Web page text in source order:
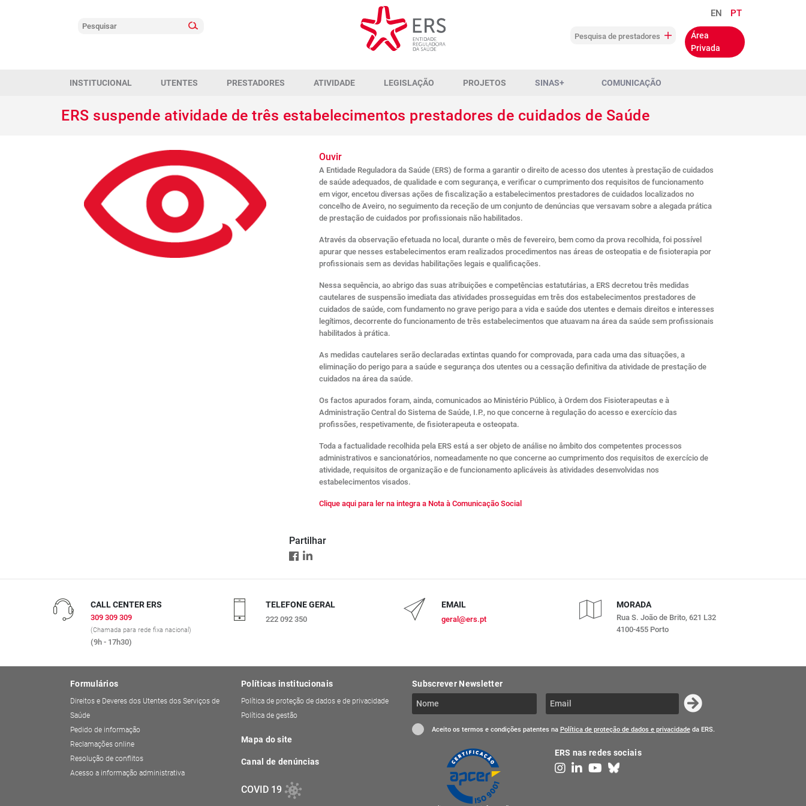
EN PT
Área
Privada
Pesquisa de prestadores
INSTITUCIONAL UTENTES PRESTADORES ATIVIDADE LEGISLAÇÃO PROJETOS SINAS+ COMUNICAÇÃO
ERS suspende atividade de três estabelecimentos prestadores de cuidados de Saúde
Ouvir
A Entidade Reguladora da Saúde (ERS) de forma a garantir o direito de acesso dos utentes à prestação de cuidados
de saúde adequados, de qualidade e com segurança, e verificar o cumprimento dos requisitos de funcionamento
em vigor, encetou diversas ações de fiscalização a estabelecimentos prestadores de cuidados localizados no
concelho de Aveiro, no seguimento da receção de um conjunto de denúncias que versavam sobre a alegada prática
de prestação de cuidados por profissionais não habilitados.
Através da observação efetuada no local, durante o mês de fevereiro, bem como da prova recolhida, foi possível
apurar que nesses estabelecimentos eram realizados procedimentos nas áreas de osteopatia e de fisioterapia por
profissionais sem as devidas habilitações legais e qualificações.
Nessa sequência, ao abrigo das suas atribuições e competências estatutárias, a ERS decretou três medidas
cautelares de suspensão imediata das atividades prosseguidas em três dos estabelecimentos prestadores de
cuidados de saúde, com fundamento no grave perigo para a vida e saúde dos utentes e demais direitos e interesses
legítimos, decorrente do funcionamento de três estabelecimentos que atuavam na área da saúde sem profissionais
habilitados à prática.
As medidas cautelares serão declaradas extintas quando for comprovada, para cada uma das situações, a
eliminação do perigo para a saúde e segurança dos utentes ou a cessação definitiva da atividade de prestação de
cuidados na área da saúde.
Os factos apurados foram, ainda, comunicados ao Ministério Público, à Ordem dos Fisioterapeutas e à
Administração Central do Sistema de Saúde, I.P., no que concerne à regulação do acesso e exercício das
profissões, respetivamente, de fisioterapeuta e osteopata.
Toda a factualidade recolhida pela ERS está a ser objeto de análise no âmbito dos competentes processos
administrativos e sancionatórios, nomeadamente no que concerne ao cumprimento dos requisitos de exercício de
atividade, requisitos de organização e de funcionamento aplicáveis às atividades desenvolvidas nos
estabelecimentos visados.
Clique aqui para ler na integra a Nota à Comunicação Social
Partilhar
CALL CENTER ERS
309 309 309
(Chamada para rede fixa nacional)
(9h - 17h30)
TELEFONE GERAL
222 092 350
EMAIL
geral@ers.pt
MORADA
Rua S. João de Brito, 621 L32
4100-455 Porto
Formulários
Direitos e Deveres dos Utentes dos Serviços de
Saúde
Pedido de informação
Reclamações online
Resolução de conflitos
Acesso a informação administrativa
Políticas institucionais
Política de proteção de dados e de privacidade
Política de gestão
Mapa do site
Canal de denúncias
COVID 19
Subscrever Newsletter
Aceito os termos e condições patentes na Política de proteção de dados e privacidadeda ERS.
ERS nas redes sociais